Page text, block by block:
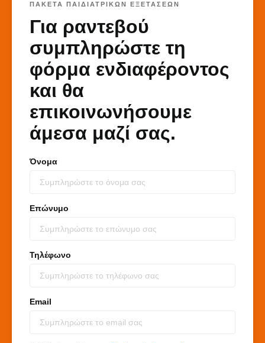
ΠΑΚΕΤΑ ΠΑΙΔΙΑΤΡΙΚΩΝ ΕΞΕΤΑΣΕΩΝ
Για ραντεβού
συμπληρώστε τη
φόρμα ενδιαφέροντος
και θα
επικοινωνήσουμε
άμεσα μαζί σας.
Όνομα
Επώνυμο
Τηλέφωνο
Email